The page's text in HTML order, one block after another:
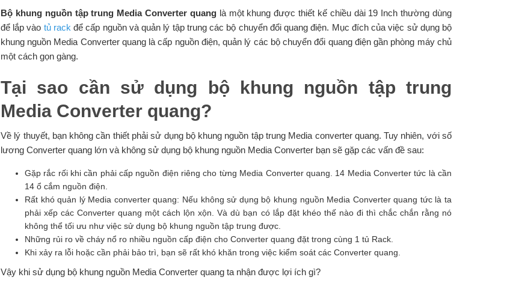
Bộ khung nguồn tập trung Media Converter quanglà một khung được thiết kế chiều dài 19 Inch thường dùng
để lắp vào tủ rack để cấp nguồn và quản lý tập trung các bộ chuyển đổi quang điện. Mục đích của việc sử dụng bộ
khung nguồn Media Converter quang là cấp nguồn điện, quản lý các bộ chuyển đổi quang điện gần phòng máy chủ
một cách gọn gàng.
Tại sao cần sử dụng bộ khung nguồn tập trung
Media Converter quang?
Về lý thuyết, bạn không cần thiết phải sử dụng bộ khung nguồn tập trung Media converter quang. Tuy nhiên, với số
lương Converter quang lớn và không sử dụng bộ khung nguồn Media Converter bạn sẽ gặp các vấn đề sau:
Gặp rắc rối khi cần phải cấp nguồn điện riêng cho từng Media Converter quang. 14 Media Converter tức là cần
14 ổ cắm nguồn điện.
Rất khó quản lý Media converter quang: Nếu không sử dụng bộ khung nguồn Media Converter quang tức là ta
phải xếp các Converter quang một cách lộn xộn. Và dù bạn có lắp đặt khéo thế nào đi thì chắc chắn rằng nó
không thể tối ưu như việc sử dụng bộ khung nguồn tập trung được.
Những rủi ro về cháy nổ ro nhiều nguồn cấp điện cho Converter quang đặt trong cùng 1 tủ Rack.
Khi xảy ra lỗi hoặc cần phải bảo trì, bạn sẽ rất khó khăn trong việc kiểm soát các Converter quang.
Vậy khi sử dụng bộ khung nguồn Media Converter quang ta nhận được lợi ích gì?